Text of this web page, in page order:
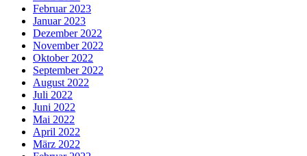
Februar 2023
Januar 2023
Dezember 2022
November 2022
Oktober 2022
September 2022
August 2022
Juli 2022
Juni 2022
Mai 2022
April 2022
März 2022